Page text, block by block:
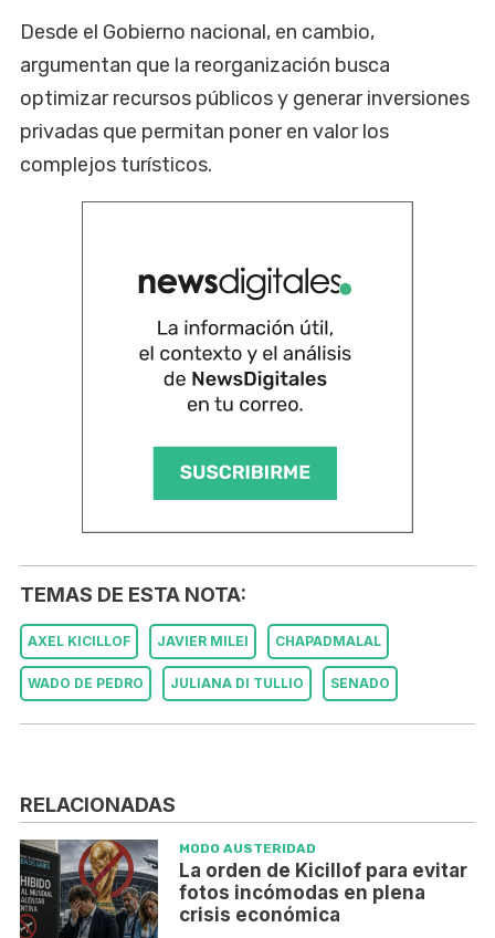
Desde el Gobierno nacional, en cambio,
argumentan que la reorganización busca
optimizar recursos públicos y generar inversiones
privadas que permitan poner en valor los
complejos turísticos.
TEMAS DE ESTA NOTA:
AXEL KICILLOF JAVIER MILEI CHAPADMALAL
WADO DE PEDRO JULIANA DI TULLIO SENADO
RELACIONADAS
MODO AUSTERIDAD
La orden de Kicillof para evitar
fotos incómodas en plena
crisis económica